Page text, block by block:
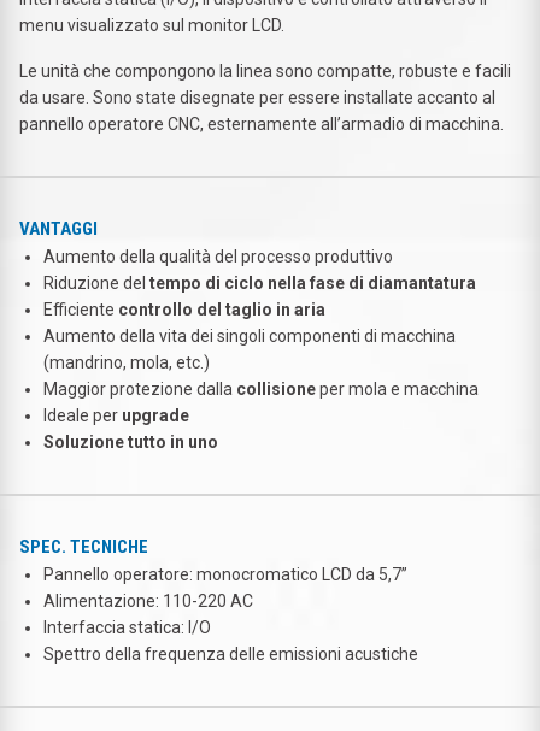
menu visualizzato sul monitor LCD.
Le unità che compongono la linea sono compatte, robuste e facili
da usare. Sono state disegnate per essere installate accanto al
pannello operatore CNC, esternamente all’armadio di macchina.
VANTAGGI
Aumento della qualità del processo produttivo
Riduzione del tempo di ciclo nella fase di diamantatura
Efficiente controllo del taglio in aria
Aumento della vita dei singoli componenti di macchina
(mandrino, mola, etc.)
Maggior protezione dalla collisioneper mola e macchina
Ideale per upgrade
Soluzione tutto in uno
SPEC. TECNICHE
Pannello operatore: monocromatico LCD da 5,7’’
Alimentazione: 110-220 AC
Interfaccia statica: I/O
Spettro della frequenza delle emissioni acustiche